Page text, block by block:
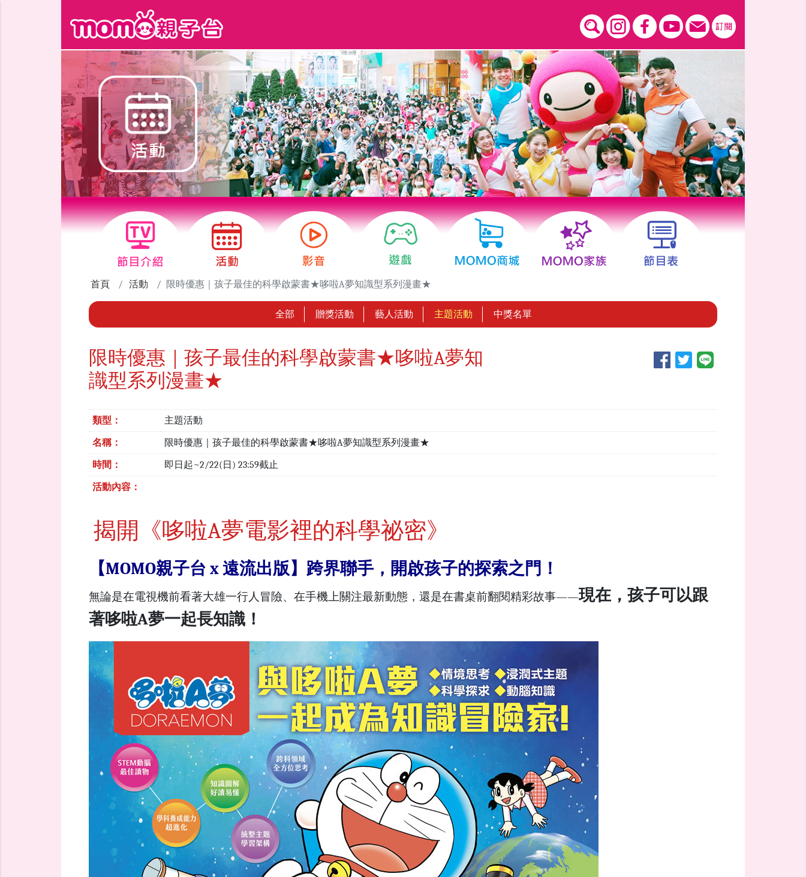
首頁 活動 限時優惠｜孩子最佳的科學啟蒙書★哆啦A夢知識型系列漫畫★
全部 贈獎活動 藝人活動 主題活動 中獎名單
限時優惠｜孩子最佳的科學啟蒙書★哆啦A夢知
識型系列漫畫★
類型： 主題活動
名稱： 限時優惠｜孩子最佳的科學啟蒙書★哆啦A夢知識型系列漫畫★
時間： 即日起~2/22(日) 23:59截止
活動內容：
揭開《哆啦A夢電影裡的科學祕密》
【MOMO親子台 x 遠流出版】跨界聯手，開啟孩子的探索之門！
無論是在電視機前看著大雄一行人冒險、在手機上關注最新動態，還是在書桌前翻閱精彩故事——現在，孩子可以跟
著哆啦A夢一起長知識！